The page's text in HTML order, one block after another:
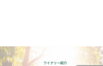
る。
フルボディでながら、口